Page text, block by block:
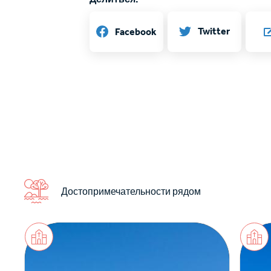
Facebook Twitter
Достопримечательности рядом